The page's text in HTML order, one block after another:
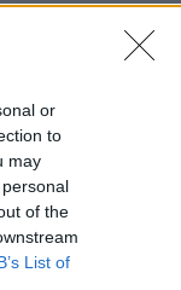
or
to
may
of the
List of